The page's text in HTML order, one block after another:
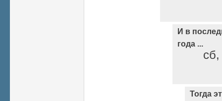
И в
года ...
Тогда